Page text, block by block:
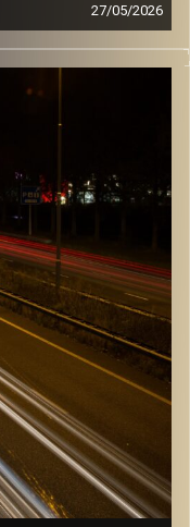
27/05/2026
מוזיקה שתלווה אותנו
הביתה בשלום עם נועה
קרדיט תמונות: